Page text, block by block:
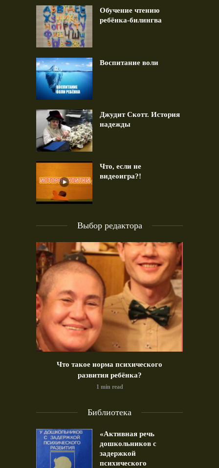
Обучение чтению
ребёнка-билингва
Воспитание воли
Джудит Скотт. История
надежды
Что, если не
видеоигра?!
Выбор редактора
Что такое норма психического
развития ребёнка?
1 min read
Библиотека
«Активная речь
дошкольников с
задержкой
психического